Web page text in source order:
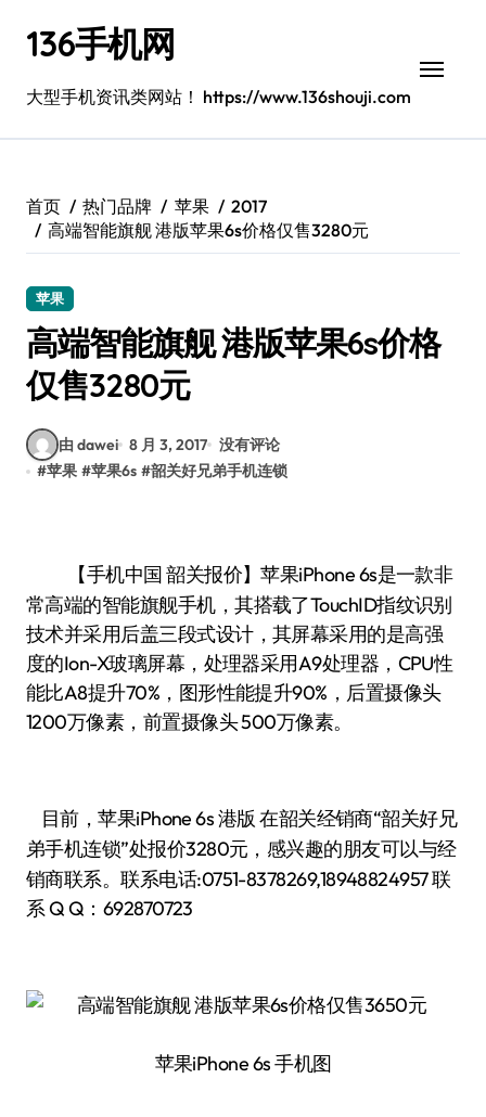
136手机网
大型手机资讯类网站！ https://www.136shouji.com
首页 热门品牌 苹果
2017
高端智能旗舰 港版苹果6s价格仅售3280元
苹果
高端智能旗舰 港版苹果6s价格
仅售3280元
由 dawei 8 月 3, 2017 没有评论
#苹果 #苹果6s #韶关好兄弟手机连锁
【手机中国韶关报价】苹果iPhone 6s是一款非
常高端的智能旗舰手机，其搭载了TouchID指纹识别
技术并采用后盖三段式设计，其屏幕采用的是高强
度的Ion-X玻璃屏幕，处理器采用A9处理器，CPU性
能比A8提升70%，图形性能提升90%，后置摄像头
1200万像素，前置摄像头 500万像素。
目前，苹果iPhone 6s 港版 在韶关经销商“韶关好兄
弟手机连锁”处报价3280元，感兴趣的朋友可以与经
销商联系。联系电话:0751-8378269,18948824957 联
系 Q Q：692870723
苹果iPhone 6s 手机图